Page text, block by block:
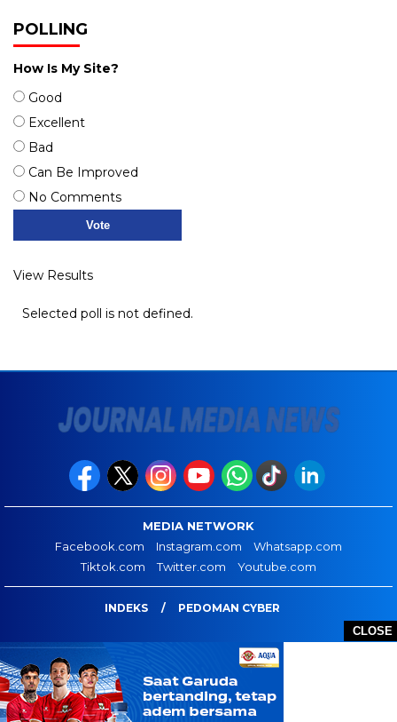
CLOSE
POLLING
How Is My Site?
Good
Excellent
Bad
Can Be Improved
No Comments
View Results
Selected poll is not defined.
MEDIA NETWORK
Facebook.com
Instagram.com
Whatsapp.com
Tiktok.com
Twitter.com Youtube.com
INDEKS PEDOMAN CYBER
JOURNAL MEDIA NEWS